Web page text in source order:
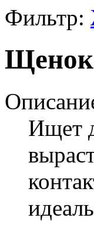
Фильтр:
Ищет